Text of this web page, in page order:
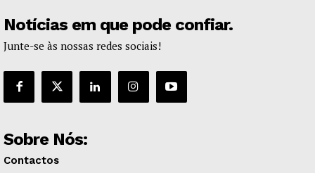
Notícias em que pode confiar.
Junte-se às nossas redes sociais!
Sobre Nós:
Contactos